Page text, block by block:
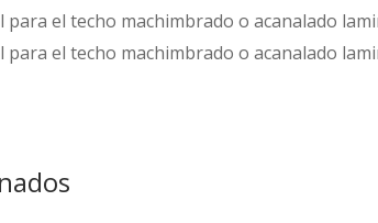
para el techo machimbrado o acanalado
para el techo machimbrado o acanalado